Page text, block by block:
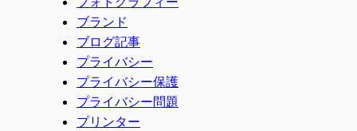
ブランド
ブログ記事
プライバシー
プライバシー保護
プライバシー問題
プリンター